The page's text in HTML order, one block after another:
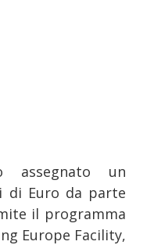
un
di Euro da parte
il programma
Europe Facility,